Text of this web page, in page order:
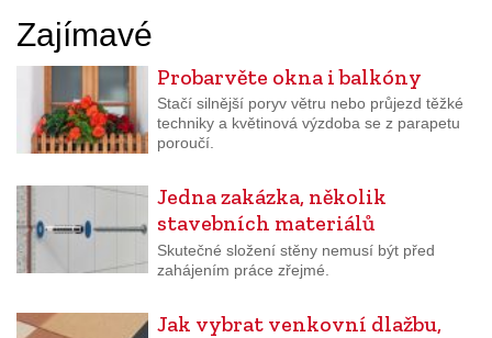
Zajímavé
Probarvěte okna i balkóny
Stačí silnější poryv větru nebo průjezd těžké
techniky a květinová výzdoba se z parapetu
poroučí.
Jedna zakázka, několik
stavebních materiálů
Skutečné složení stěny nemusí být před
zahájením práce zřejmé.
Jak vybrat venkovní dlažbu,